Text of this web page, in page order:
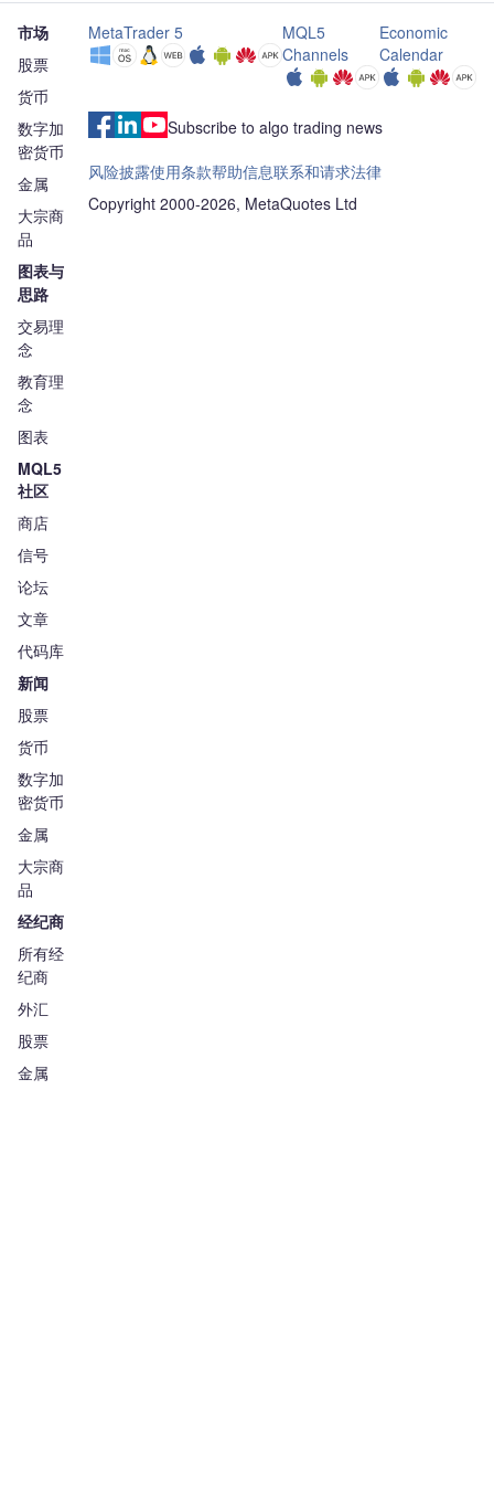
市场
股票
货币
数字加
密货币
金属
大宗商
品
图表与
思路
交易理
念
教育理
念
图表
MQL5
社区
商店
信号
论坛
文章
代码库
新闻
股票
货币
数字加
密货币
金属
大宗商
品
经纪商
所有经
纪商
外汇
股票
金属
MetaTrader 5
MQL5
Channels
Economic
Calendar
Subscribe to algo trading news
风险披露使用条款帮助信息联系和请求法律
Copyright 2000-2026, MetaQuotes Ltd